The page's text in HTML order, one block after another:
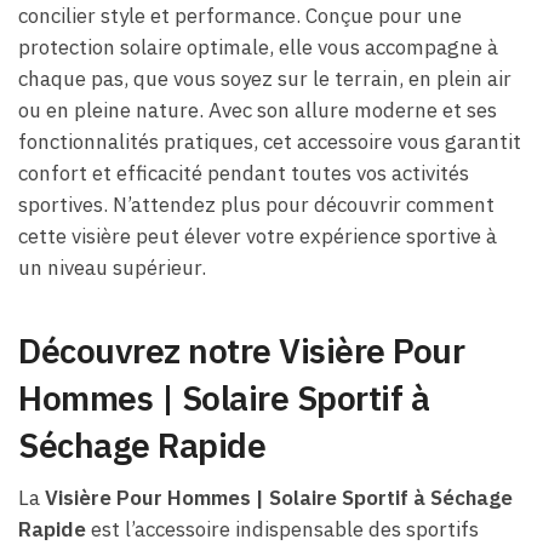
concilier style et performance. Conçue pour une
protection solaire optimale, elle vous accompagne à
chaque pas, que vous soyez sur le terrain, en plein air
ou en pleine nature. Avec son allure moderne et ses
fonctionnalités pratiques, cet accessoire vous garantit
confort et efficacité pendant toutes vos activités
sportives. N’attendez plus pour découvrir comment
cette visière peut élever votre expérience sportive à
un niveau supérieur.
Découvrez notre Visière Pour
Hommes | Solaire Sportif à
Séchage Rapide
LaVisière Pour Hommes | Solaire Sportif à Séchage
Rapideest l’accessoire indispensable des sportifs